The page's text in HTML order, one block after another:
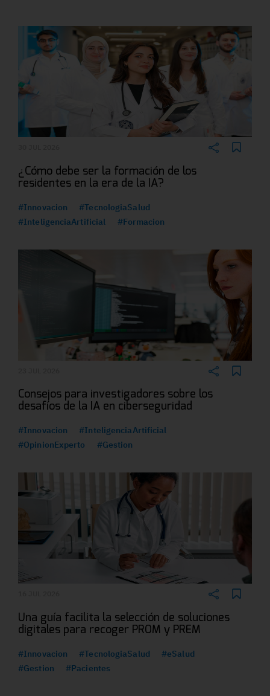
¿Cómo debe ser la formación de los
residentes en la era de la IA?
#Innovacion
#TecnologiaSalud
#InteligenciaArtificial
#Formacion
Consejos para investigadores sobre los
desafíos de la IA en ciberseguridad
#Innovacion
#InteligenciaArtificial
#OpinionExperto
#Gestion
Una guía facilita la selección de soluciones
digitales para recoger PROM y PREM
#Innovacion #TecnologiaSalud
#eSalud
#Gestion
#Pacientes